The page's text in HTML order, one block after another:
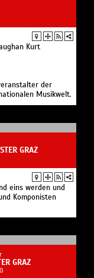
GRAZ
eins werden und
Komponisten
GRAZ
die in jeder
und Tanz,